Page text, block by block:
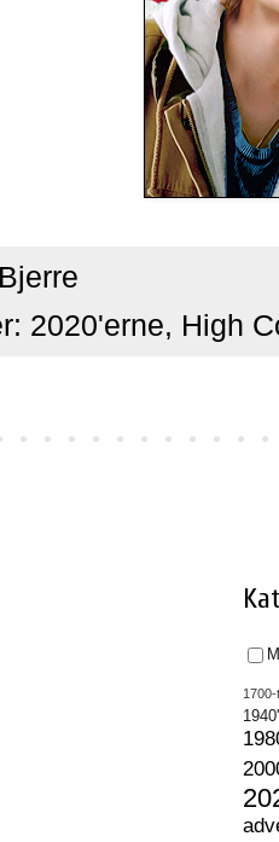
2020'erne, High
1700-